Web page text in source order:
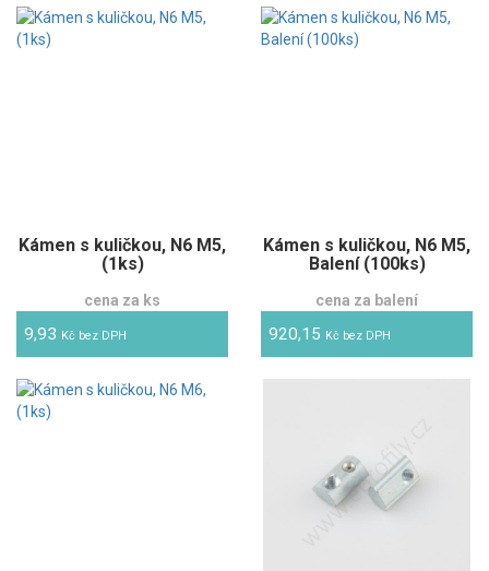
Kámen s kuličkou, N6 M5,
(1ks)
cena za ks
9,93 Kč bez DPH
Kámen s kuličkou, N6 M5,
Balení (100ks)
cena za balení
920,15 Kč bez DPH